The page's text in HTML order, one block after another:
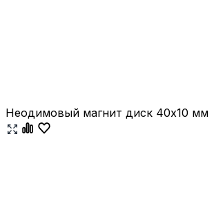
Неодимовый магнит диск 40х10 мм